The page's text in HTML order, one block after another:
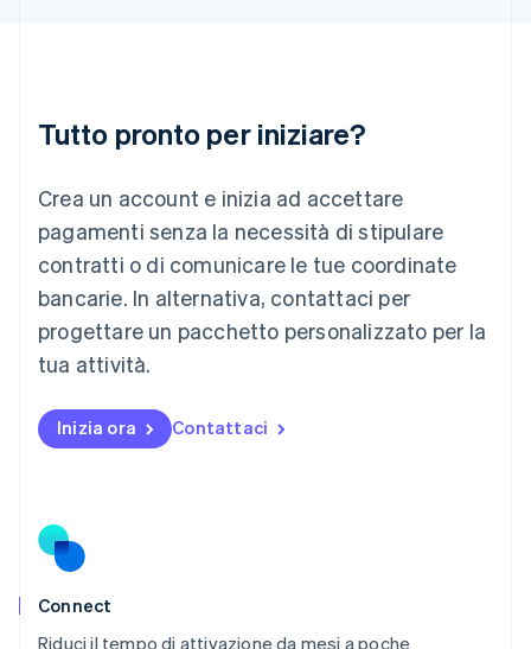
Tutto pronto per iniziare?
Crea un account e inizia ad accettare
pagamenti senza la necessità di stipulare
contratti o di comunicare le tue coordinate
bancarie. In alternativa, contattaci per
progettare un pacchetto personalizzato per la
tua attività.
Inizia ora Contattaci
Connect
Riduci il tempo di attivazione da mesi a poche
English
FrançaisDeutschEnglish
English简体中文
Malta
English
Messico
Español English
Norvegia
Nuova Zelanda
English
Paesi Bassi
Portogallo
Português
RAS di Hong Kong, Cina